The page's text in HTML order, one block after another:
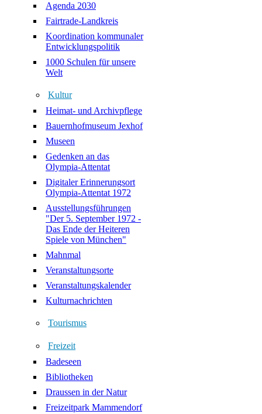
Agenda 2030
Fairtrade-Landkreis
Koordination kommunaler
Entwicklungspolitik
1000 Schulen für unsere
Welt
Kultur
Heimat- und Archivpflege
Bauernhofmuseum Jexhof
Museen
Gedenken an das
Olympia-Attentat
Digitaler Erinnerungsort
Olympia-Attentat 1972
Ausstellungsführungen
"Der 5. September 1972 -
Das Ende der Heiteren
Spiele von München"
Mahnmal
Veranstaltungsorte
Veranstaltungskalender
Kulturnachrichten
Tourismus
Freizeit
Badeseen
Bibliotheken
Draussen in der Natur
Freizeitpark Mammendorf